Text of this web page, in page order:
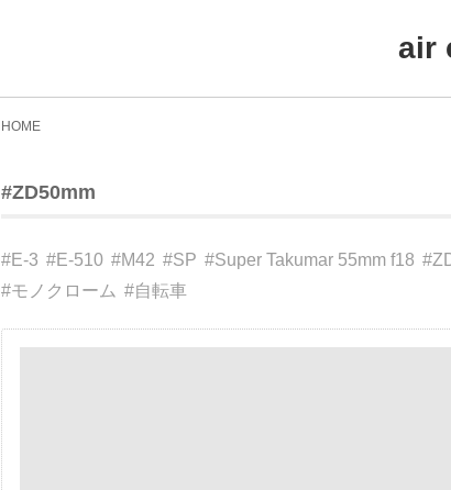
air
HOME
#ZD50mm
#E-3 #E-510 #M42 #SP #Super Takumar 55mm f18
#モノクローム #自転車